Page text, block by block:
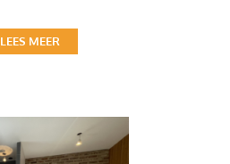
LEES MEER